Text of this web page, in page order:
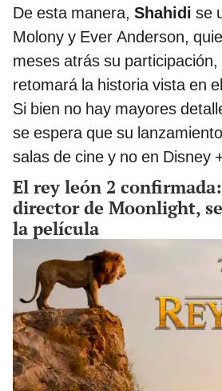
De esta manera, Shahidi se
Molony y Ever Anderson,
meses atrás su
retomará la historia vista en
Si bien no hay mayores
se espera que su
salas de cine y no en Disney
El rey león 2
director de Moonlight,
la película